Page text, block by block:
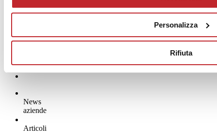
Personalizza
Rifiuta
News dalle aziende >
News
aziende
Articoli